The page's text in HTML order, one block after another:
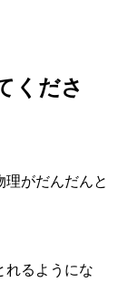
くださ
がだんだんと
れるようにな